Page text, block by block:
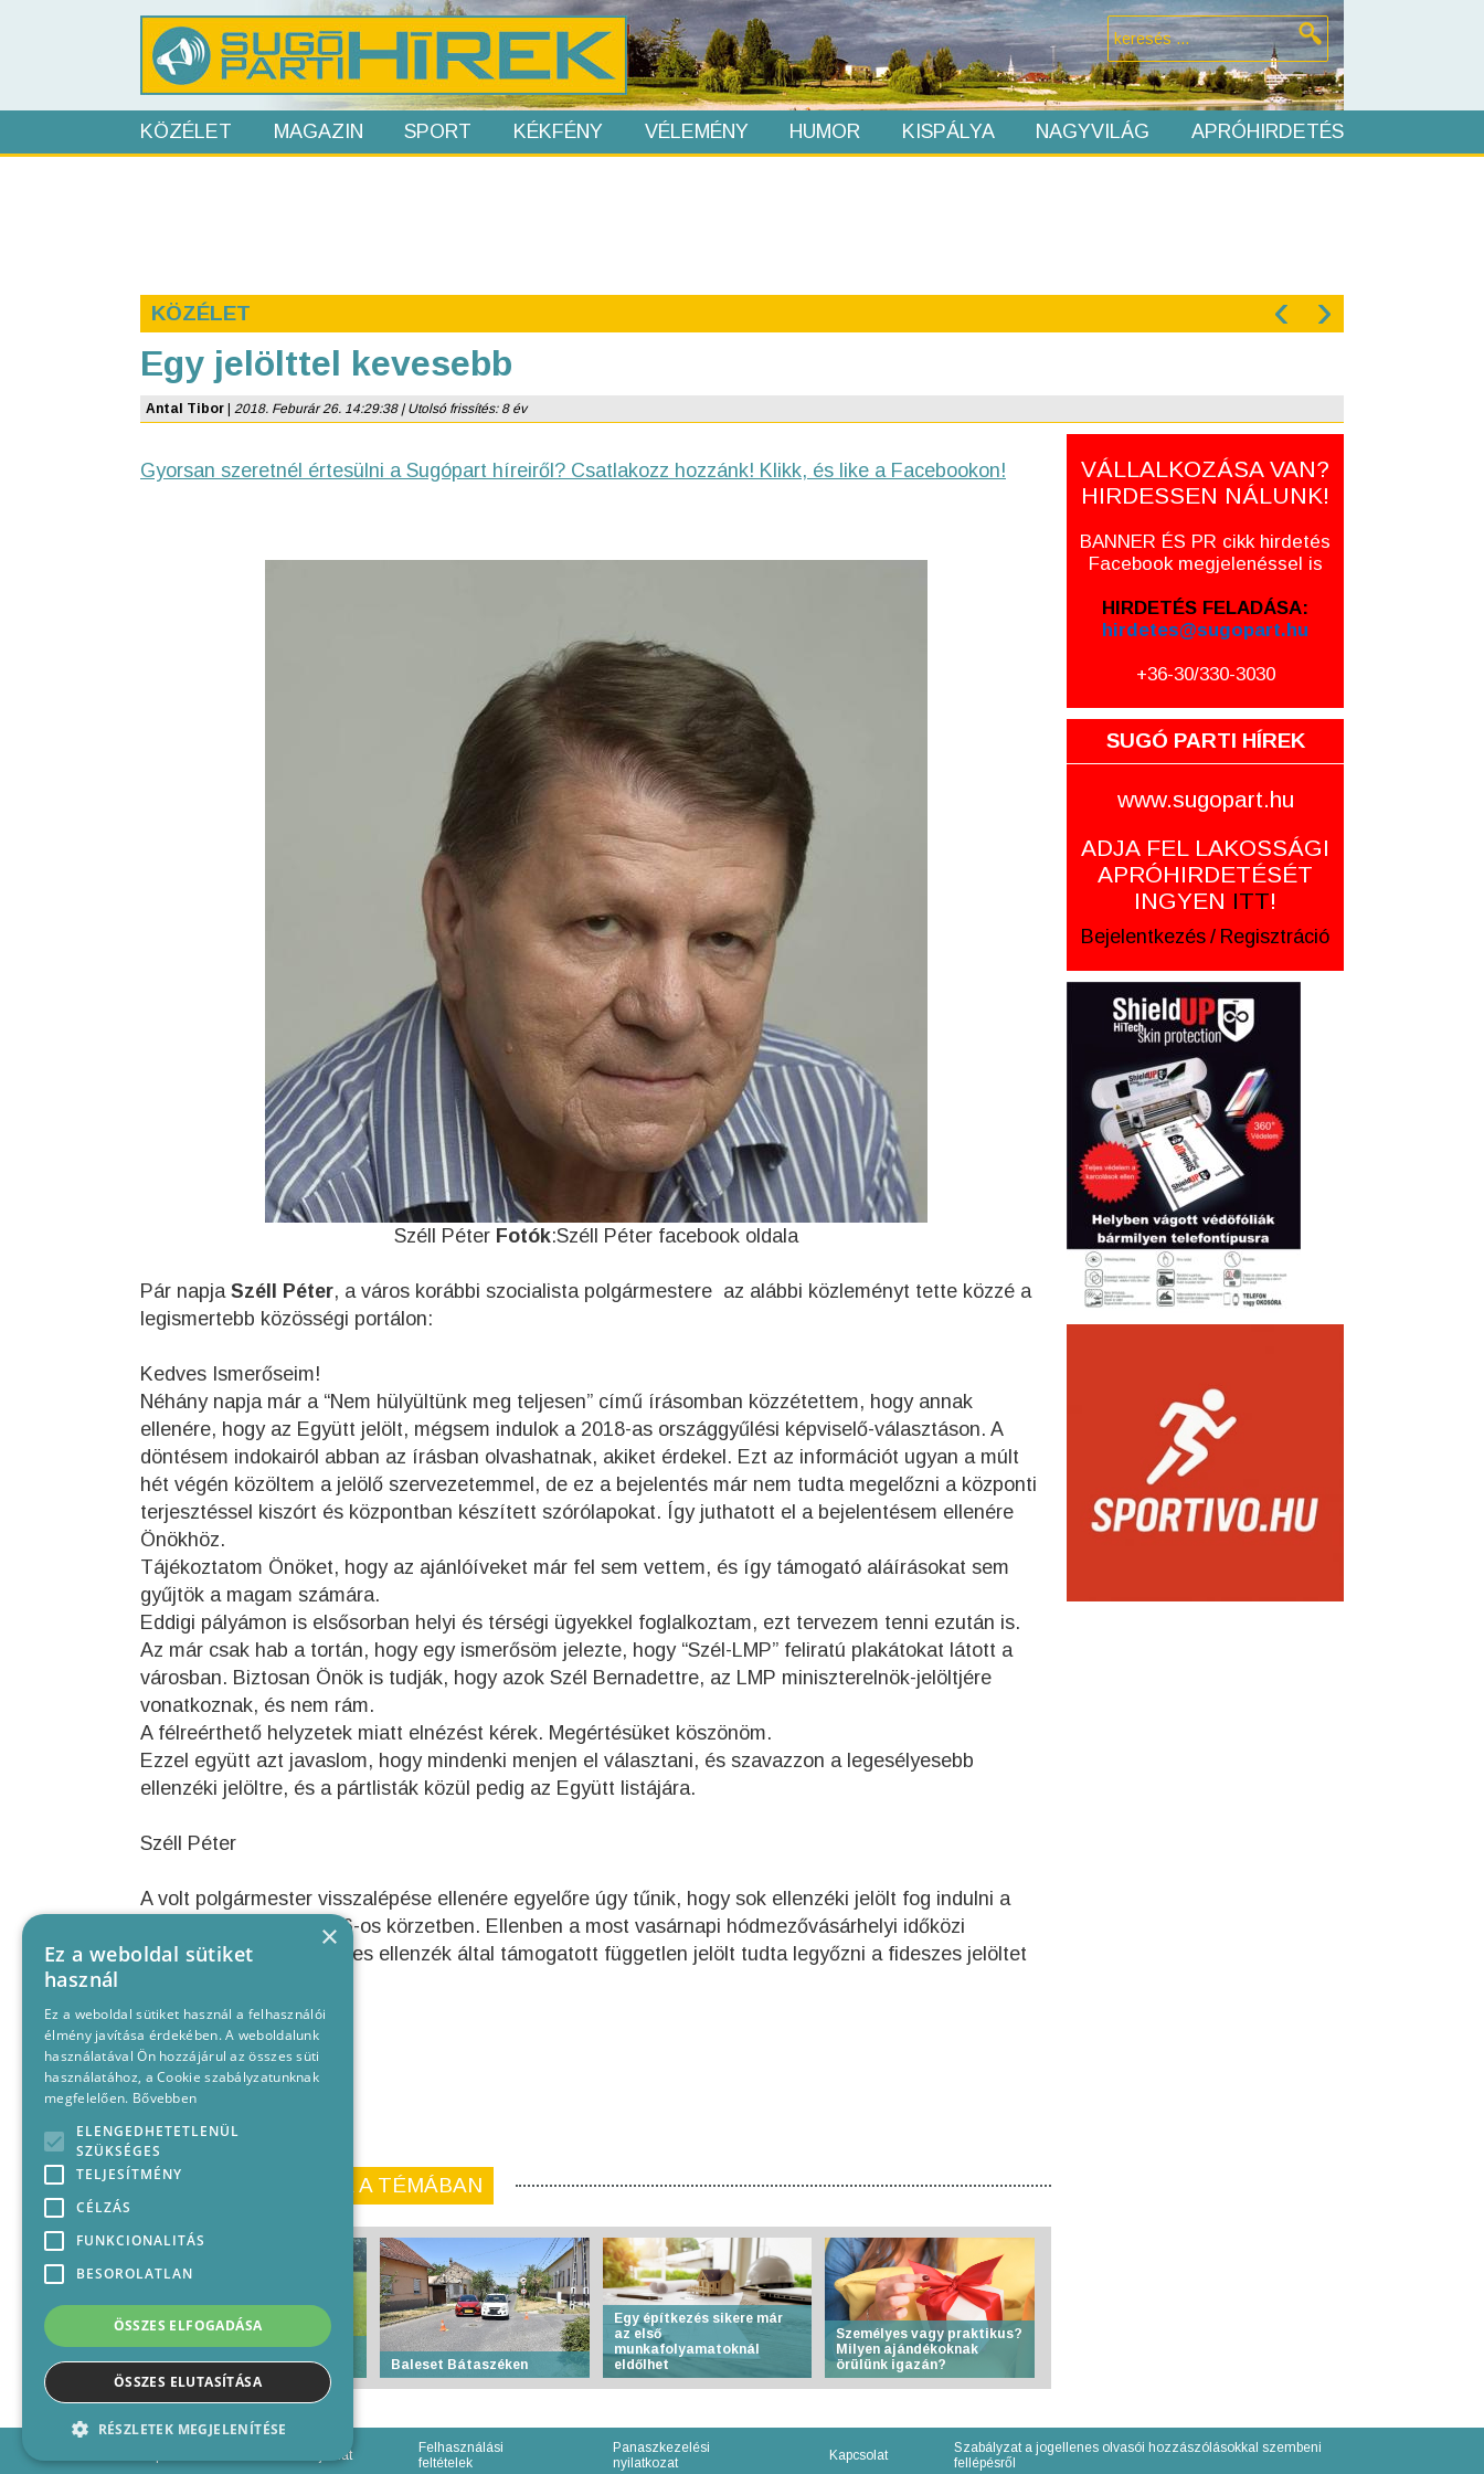
KÖZÉLET MAGAZIN SPORT KÉKFÉNY VÉLEMÉNY HUMOR KISPÁLYA NAGYVILÁG APRÓHIRDETÉS
KÖZÉLET ‹ ›
Egy jelölttel kevesebb
Antal Tibor 2018. Feburár 26. 14:29:38 | Utolsó frissítés: 8 év
Gyorsan szeretnél értesülni a Sugópart híreiről? Csatlakozz hozzánk! Klikk, és like a Facebookon!
Széll Péter Fotók:Széll Péter facebook oldala
Pár napja Széll Péter, a város korábbi szocialista polgármestere az alábbi közleményt tette közzé a
legismertebb közösségi portálon:
Kedves Ismerőseim!
Néhány napja már a “Nem hülyültünk meg teljesen” című írásomban közzétettem, hogy annak
ellenére, hogy az Együtt jelölt, mégsem indulok a 2018-as országgyűlési képviselő-választáson. A
döntésem indokairól abban az írásban olvashatnak, akiket érdekel. Ezt az információt ugyan a múlt
hét végén közöltem a jelölő szervezetemmel, de ez a bejelentés már nem tudta megelőzni a központi
terjesztéssel kiszórt és központban készített szórólapokat. Így juthatott el a bejelentésem ellenére
Önökhöz.
Tájékoztatom Önöket, hogy az ajánlóíveket már fel sem vettem, és így támogató aláírásokat sem
gyűjtök a magam számára.
Eddigi pályámon is elsősorban helyi és térségi ügyekkel foglalkoztam, ezt tervezem tenni ezután is.
Az már csak hab a tortán, hogy egy ismerősöm jelezte, hogy “Szél-LMP” feliratú plakátokat látott a
városban. Biztosan Önök is tudják, hogy azok Szél Bernadettre, az LMP miniszterelnök-jelöltjére
vonatkoznak, és nem rám.
A félreérthető helyzetek miatt elnézést kérek. Megértésüket köszönöm.
Ezzel együtt azt javaslom, hogy mindenki menjen el választani, és szavazzon a legesélyesebb
ellenzéki jelöltre, és a pártlisták közül pedig az Együtt listájára.
Széll Péter
A volt polgármester visszalépése ellenére egyelőre úgy tűnik, hogy sok ellenzéki jelölt fog indulni a
Bács – Kiskun megyei 6-os körzetben. Ellenben a most vasárnapi hódmezővásárhelyi időközi
választással, ahol a teljes ellenzék által támogatott független jelölt tudta legyőzni a fideszes jelöltet
KORÁBBI CIKKEINK A TÉMÁBAN
Feröeri győzelem
Csanádon
Baleset Bátaszéken
Egy építkezés sikere már
az első
munkafolyamatoknál
eldőlhet
Személyes vagy praktikus?
Milyen ajándékoknak
örülünk igazán?
VÁLLALKOZÁSA VAN?
HIRDESSEN NÁLUNK!
BANNER ÉS PR cikk hirdetés
Facebook megjelenéssel is
HIRDETÉS FELADÁSA:
hirdetes@sugopart.hu
+36-30/330-3030
SUGÓ PARTI HÍREK
www.sugopart.hu
ADJA FEL LAKOSSÁGI
APRÓHIRDETÉSÉT
INGYEN ITT!
Bejelentkezés / Regisztráció
Médiajánlat
Felhasználási
feltételek
Panaszkezelési
nyilatkozat
Kapcsolat
Szabályzat a jogellenes olvasói hozzászólásokkal szembeni
fellépésről
×
Ez a weboldal sütiket
használ
Ez a weboldal sütiket használ a felhasználói
élmény javítása érdekében. A weboldalunk
használatával Ön hozzájárul az összes süti
használatához, a Cookie szabályzatunknak
megfelelően. Bővebben
ELENGEDHETETLENÜL
SZÜKSÉGES
TELJESÍTMÉNY
CÉLZÁS
FUNKCIONALITÁS
BESOROLATLAN
ÖSSZES ELFOGADÁSA
ÖSSZES ELUTASÍTÁSA
RÉSZLETEK MEGJELENÍTÉSE